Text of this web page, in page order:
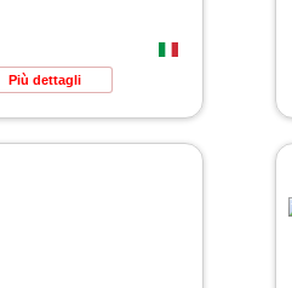
Più dettagli